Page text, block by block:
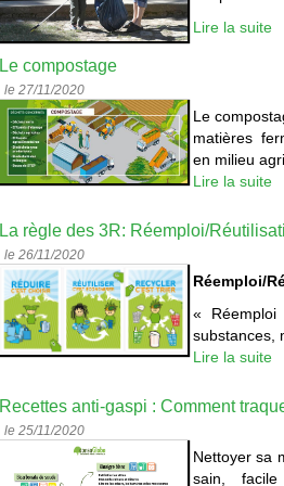
Lire la suite
Le compostage
le 27/11/2020
Le
matières
en milieu
Lire la suite
La règle des 3R: Réemploi/
le 26/11/2020
Réemploi/
«
substances,
Lire la suite
Recettes anti-gaspi : Comment
le 25/11/2020
Nettoyer sa
sain,